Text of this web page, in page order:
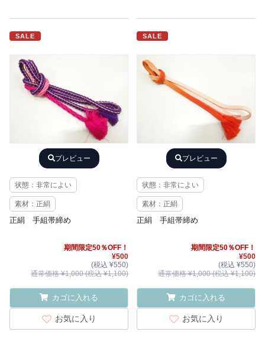
SALE
プレビュー
状態：非常によい
素材：正絹
正絹 手組帯締め
期間限定50％OFF！
¥500
(税込 ¥550)
通常価格 ¥1,000 (税込 ¥1,100)
カゴに入れる
お気に入り
SALE
プレビュー
状態：非常によい
素材：正絹
正絹 手組帯締め
期間限定50％OFF！
¥500
(税込 ¥550)
通常価格 ¥1,000 (税込 ¥1,100)
カゴに入れる
お気に入り